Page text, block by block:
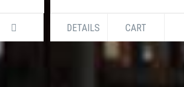
DETAILS CART